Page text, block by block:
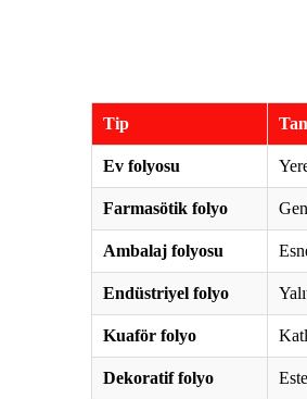
Tip
Ev folyosu
Farmasötik folyo
Ambalaj folyosu
Endüstriyel folyo
Kuaför folyo
Dekoratif folyo